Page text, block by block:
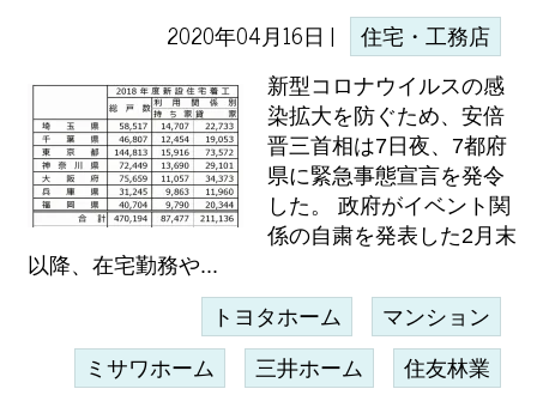
2020年04月16日 | 住宅・工務店
新型コロナウイルスの感
染拡大を防ぐため、安倍
晋三首相は7日夜、7都府
県に緊急事態宣言を発令
した。 政府がイベント関
係の自粛を発表した2月末
以降、在宅勤務や...
トヨタホーム マンション
ミサワホーム 三井ホーム 住友林業